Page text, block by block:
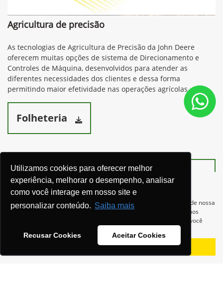
Utilizamos cookies para oferecer melhor
experiência, melhorar o desempenho, analisar
como você interage em nosso site e
personalizar conteúdo. Saiba mais
Recusar Cookies Aceitar Cookies
Agricultura de precisão
As tecnologias de Agricultura de Precisão da John Deere
oferecem muitas opções de sistema de Direcionamento e
Controles de Máquina, desenvolvidos para atender as
diferentes necessidades dos clientes e dessa forma
permitindo maior efetividade nas operações agrícolas.
Folheteria
Ver telefones
Equipamentos
Para otimizar sua experiência durante a navegação, fazemos uso de nossa
política de cookies e para proteger seus dados pessoais respeitamos
. Ao seguir com a navegação e visita você
Recusar